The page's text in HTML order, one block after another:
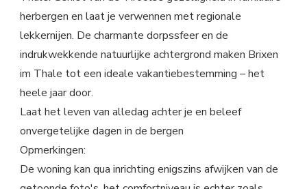
herbergen en laat je verwennen met regionale
lekkernijen. De charmante dorpssfeer en de
indrukwekkende natuurlijke achtergrond maken Brixen
im Thale tot een ideale vakantiebestemming – het
heele jaar door.
Laat het leven van alledag achter je en beleef
onvergetelijke dagen in de bergen
Opmerkingen:
De woning kan qua inrichting enigszins afwijken van de